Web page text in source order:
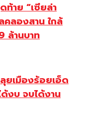
าย “เซียล่า
ลองสาน ใกล้
ล้านบาท
ยเมืองร้อยเอ็ด
งบ จบได้งาน